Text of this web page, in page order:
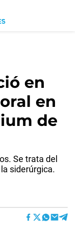
en
en
de
Se trata del
siderúrgica.